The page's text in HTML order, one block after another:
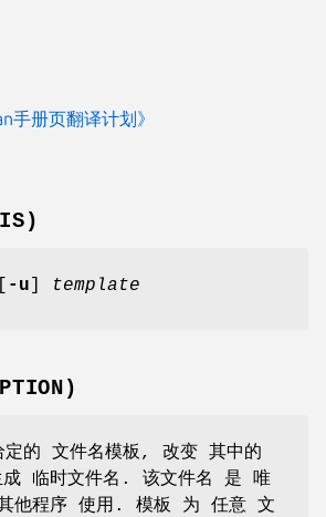
手册页翻译计划》
-u template
的 文件名模板, 改变 其中的
临时文件名. 该文件名 是 唯
他程序 使用. 模板 为 任意 文